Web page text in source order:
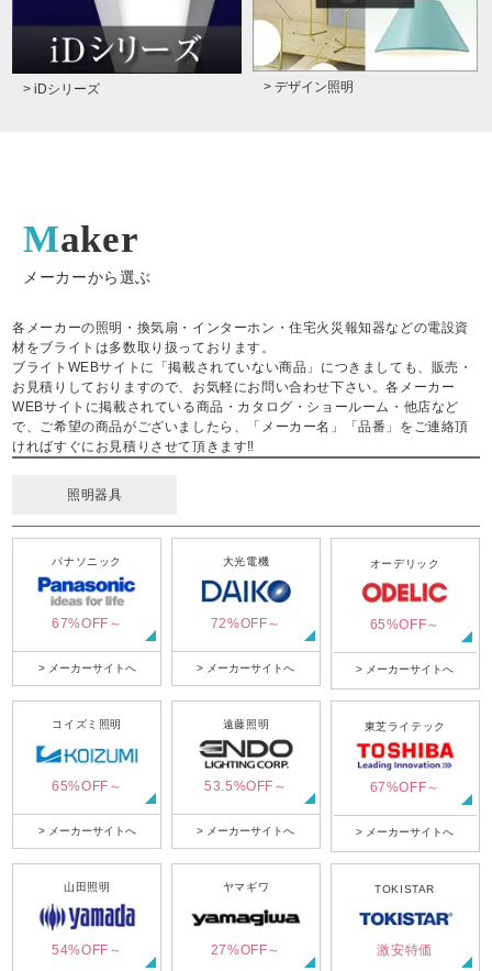
> iDシリーズ > デザイン照明
Maker
メーカーから選ぶ
各メーカーの照明・換気扇・インターホン・住宅火災報知器などの電設資
材をブライトは多数取り扱っております。
ブライトWEBサイトに「掲載されていない商品」につきましても、販売・
お見積りしておりますので、お気軽にお問い合わせ下さい。各メーカー
WEBサイトに掲載されている商品・カタログ・ショールーム・他店など
で、ご希望の商品がございましたら、「メーカー名」「品番」をご連絡頂
ければすぐにお見積りさせて頂きます‼
照明器具
パナソニック
67%OFF～
> メーカーサイトへ
大光電機
72%OFF～
> メーカーサイトへ
オーデリック
65%OFF～
> メーカーサイトへ
コイズミ照明
65%OFF～
> メーカーサイトへ
遠藤照明
53.5%OFF～
> メーカーサイトへ
東芝ライテック
67%OFF～
> メーカーサイトへ
山田照明
54%OFF～
ヤマギワ
27%OFF～
TOKISTAR
激安特価